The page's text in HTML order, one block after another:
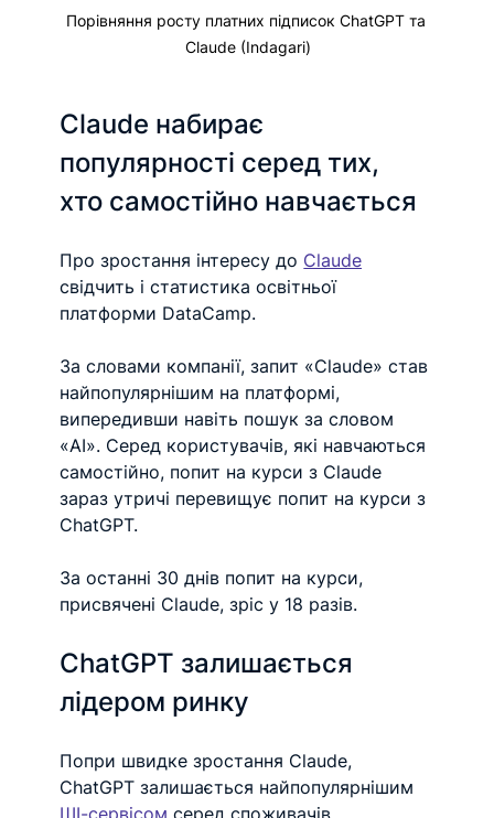
Порівняння росту платних підписок ChatGPT та
Claude (Indagari)
Claude набирає
популярності серед тих,
хто самостійно навчається
Про зростання інтересу до Claude
свідчить і статистика освітньої
платформи DataCamp.
За словами компанії, запит «Claude» став
найпопулярнішим на платформі,
випередивши навіть пошук за словом
«AI». Серед користувачів, які навчаються
самостійно, попит на курси з Claude
зараз утричі перевищує попит на курси з
ChatGPT.
За останні 30 днів попит на курси,
присвячені Claude, зріс у 18 разів.
ChatGPT залишається
лідером ринку
Попри швидке зростання Claude,
ChatGPT залишається найпопулярнішим